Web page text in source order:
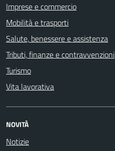
Imprese e commercio
Mobilità e trasporti
Salute, benessere e assistenza
Tributi, finanze e contravvenzioni
Turismo
Vita lavorativa
NOVITÀ
Notizie